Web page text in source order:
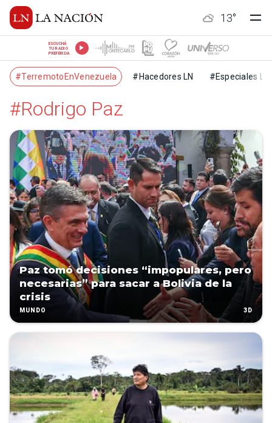
13°
ESCUCHÁ
TU RADIO
PREFERIDA
#TerremotoEnVenezuela #Hacedores LN #Especiales LN
#Rodrigo Paz
Paz tomó decisiones “impopulares, pero
necesarias” para sacar a Bolivia de la
crisis
MUNDO 3D